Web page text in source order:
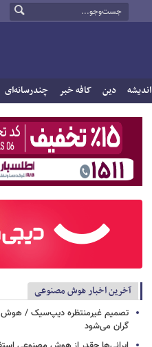
اندیشه دین کافه خبر چندرسانه‌ای
آخرین اخبار هوش مصنوعی
تصمیم غیرمنتظره دیپ‌سیک /
گران می‌شود